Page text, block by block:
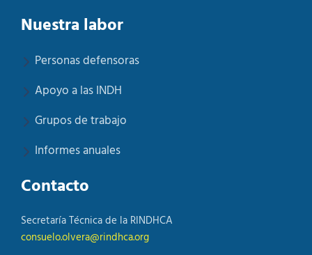
Nuestra labor
Personas defensoras
Apoyo a las INDH
Grupos de trabajo
Informes anuales
Contacto
Secretaría Técnica de la RINDHCA
consuelo.olvera@rindhca.org